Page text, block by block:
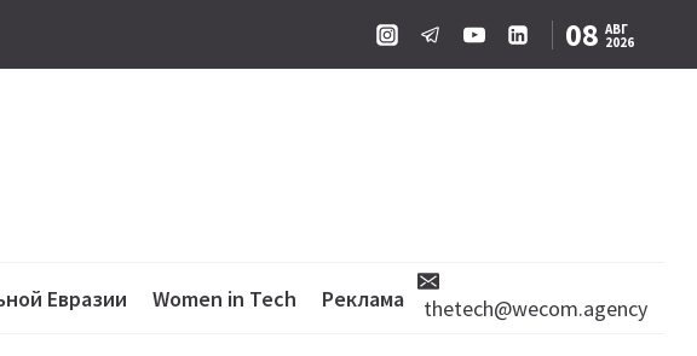
08 АВГ
2026
Евразии Women in Tech Реклама thetech@wecom.agency